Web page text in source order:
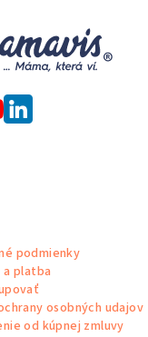
podmienky
a platba
osobných udajov
od kúpnej zmluvy